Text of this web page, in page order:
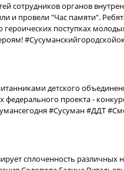
сотрудников органов
и провели "Час памяти".
поступках
детского
проекта -
#Сусуман #ДДТ
сплоченность различных